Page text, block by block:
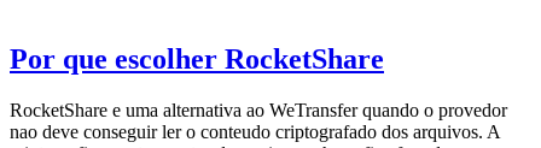
Por que escolher RocketShare
RocketShare e uma alternativa ao WeTransfer quando o provedor
nao deve conseguir ler o conteudo criptografado dos arquivos. A